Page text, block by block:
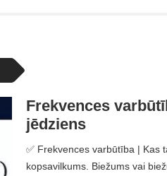
Frekvences
jēdziens
✅ Frekvences varbūtība | Kas
kopsavilkums. Biežums vai